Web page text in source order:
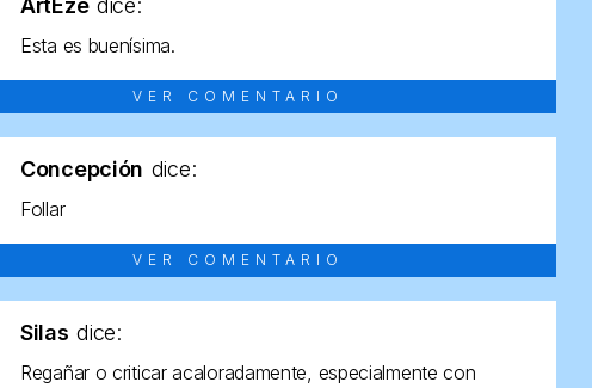
ArtEze dice:
Esta es buenísima.
VER COMENTARIO
Concepción dice:
Follar
VER COMENTARIO
Silas dice:
Regañar o criticar acaloradamente, especialmente con